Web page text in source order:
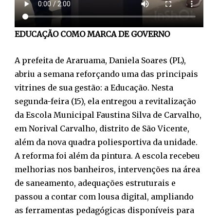
EDUCAÇÃO COMO MARCA DE GOVERNO
A prefeita de Araruama, Daniela Soares (PL),
abriu a semana reforçando uma das principais
vitrines de sua gestão: a Educação. Nesta
segunda-feira (15), ela entregou a revitalização
da Escola Municipal Faustina Silva de Carvalho,
em Norival Carvalho, distrito de São Vicente,
além da nova quadra poliesportiva da unidade.
A reforma foi além da pintura. A escola recebeu
melhorias nos banheiros, intervenções na área
de saneamento, adequações estruturais e
passou a contar com lousa digital, ampliando
as ferramentas pedagógicas disponíveis para